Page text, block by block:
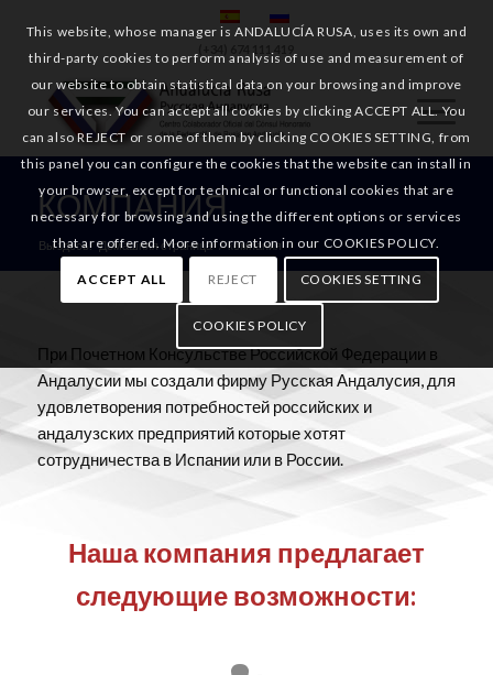
КОМПАНИЯ
Вы здесь: Домашняя страница / компания
При Почетном Консульстве Российской Федерации в
Андалусии мы создали фирму Русская Андалусия, для
удовлетворения потребностей российских и
андалузских предприятий которые хотят
сотрудничества в Испании или в России.
Наша компания предлагает
следующие возможности:
This website, whose manager is ANDALUCÍA RUSA, uses its own and
third-party cookies to perform analysis of use and measurement of
our website to obtain statistical data on your browsing and improve
our services. You can accept all cookies by clicking ACCEPT ALL. You
can also REJECT or some of them by clicking COOKIES SETTING, from
this panel you can configure the cookies that the website can install in
your browser, except for technical or functional cookies that are
necessary for browsing and using the different options or services
that are offered. More information in our COOKIES POLICY.
ACCEPT ALL REJECT COOKIES SETTING
COOKIES POLICY